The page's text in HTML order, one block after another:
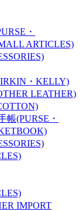
・
ARTICLES)
・KELLY)
LEATHER)
帳(PURSE・
IMPORT